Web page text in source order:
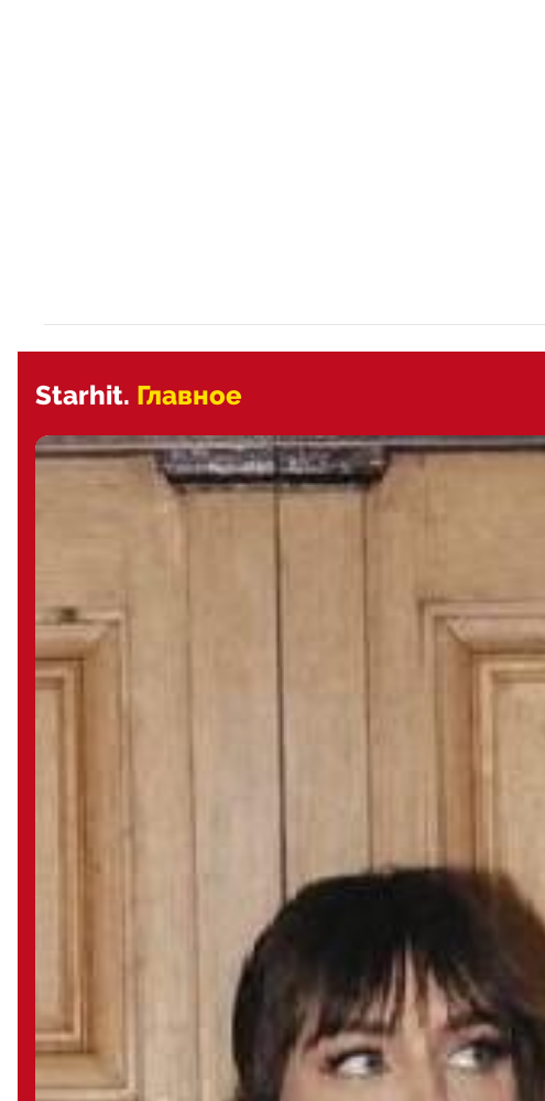
Starhit. Главное